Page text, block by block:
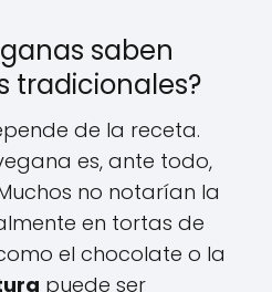
saben
tradicionales?
de la receta.
es, ante todo,
no notarían la
en tortas de
el chocolate o la
puede ser